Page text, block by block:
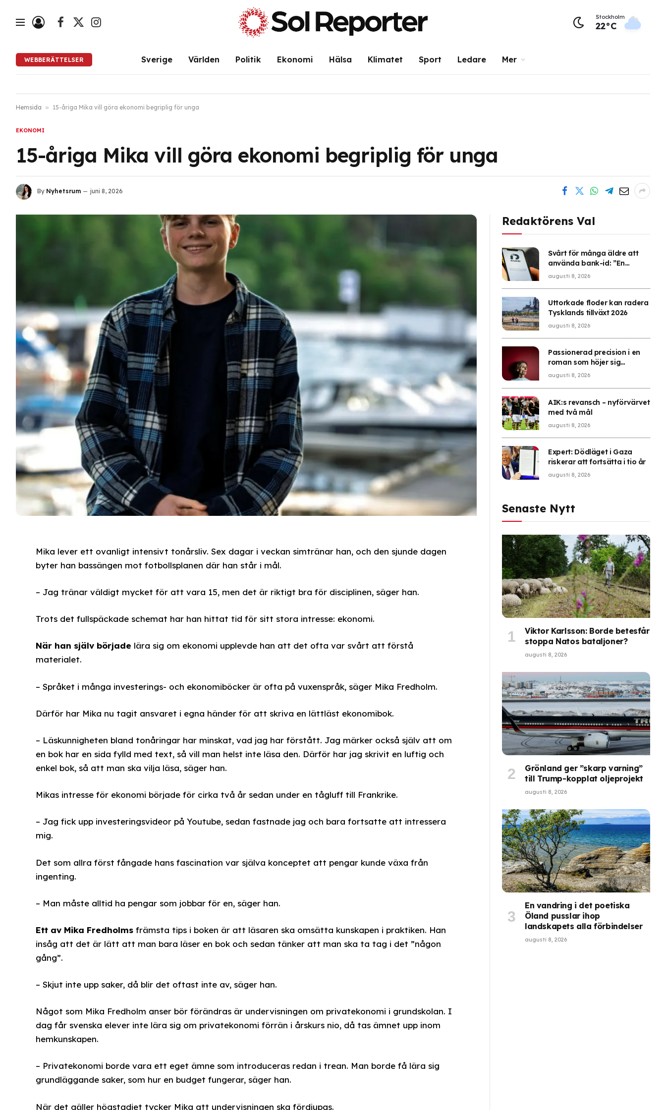
Facebook
X
Instagram
Stockholm
22°C
WEBBERÄTTELSER Sverige Världen Politik Ekonomi Hälsa Klimatet Sport Ledare Mer
Hemsida » 15-åriga Mika vill göra ekonomi begriplig för unga
EKONOMI
15-åriga Mika vill göra ekonomi begriplig för unga
By Nyhetsrum juni 8, 2026
Mika lever ett ovanligt intensivt tonårsliv. Sex dagar i veckan simtränar han, och den sjunde dagen
byter han bassängen mot fotbollsplanen där han står i mål.
– Jag tränar väldigt mycket för att vara 15, men det är riktigt bra för disciplinen, säger han.
Trots det fullspäckade schemat har han hittat tid för sitt stora intresse: ekonomi.
När han själv började lära sig om ekonomi upplevde han att det ofta var svårt att förstå
materialet.
– Språket i många investerings- och ekonomiböcker är ofta på vuxenspråk, säger Mika Fredholm.
Därför har Mika nu tagit ansvaret i egna händer för att skriva en lättläst ekonomibok.
– Läskunnigheten bland tonåringar har minskat, vad jag har förstått. Jag märker också själv att om
en bok har en sida fylld med text, så vill man helst inte läsa den. Därför har jag skrivit en luftig och
enkel bok, så att man ska vilja läsa, säger han.
Mikas intresse för ekonomi började för cirka två år sedan under en tågluff till Frankrike.
– Jag fick upp investeringsvideor på Youtube, sedan fastnade jag och bara fortsatte att intressera
mig.
Det som allra först fångade hans fascination var själva konceptet att pengar kunde växa från
ingenting.
– Man måste alltid ha pengar som jobbar för en, säger han.
Ett av Mika Fredholmsfrämsta tips i boken är att läsaren ska omsätta kunskapen i praktiken. Han
insåg att det är lätt att man bara läser en bok och sedan tänker att man ska ta tag i det ”någon
gång”.
– Skjut inte upp saker, då blir det oftast inte av, säger han.
Något som Mika Fredholm anser bör förändras är undervisningen om privatekonomi i grundskolan. I
dag får svenska elever inte lära sig om privatekonomi förrän i årskurs nio, då tas ämnet upp inom
hemkunskapen.
– Privatekonomi borde vara ett eget ämne som introduceras redan i trean. Man borde få lära sig
grundläggande saker, som hur en budget fungerar, säger han.
När det gäller högstadiet tycker Mika att undervisningen ska fördjupas.
Redaktörens Val
Svårt för många äldre att
använda bank-id: ”En
otrolig oro”
augusti 8, 2026
Uttorkade floder kan radera
Tysklands tillväxt 2026
augusti 8, 2026
Passionerad precision i en
roman som höjer sig
skyhögt över det
augusti 8, 2026
AIK:s revansch – nyförvärvet
med två mål
augusti 8, 2026
Expert: Dödläget i Gaza
riskerar att fortsätta i tio år
augusti 8, 2026
Senaste Nytt
Viktor Karlsson: Borde betesfår
stoppa Natos bataljoner?
augusti 8, 2026
Grönland ger ”skarp varning”
till Trump-kopplat oljeprojekt
augusti 8, 2026
En vandring i det poetiska
Öland pusslar ihop
landskapets alla förbindelser
augusti 8, 2026